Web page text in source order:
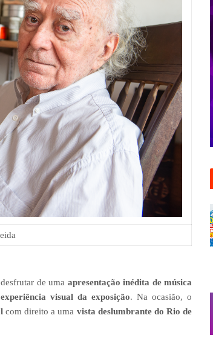
de uma apresentação inédita de música
experiência visual da exposição. Na ocasião, o
com direito a uma vista deslumbrante do Rio de